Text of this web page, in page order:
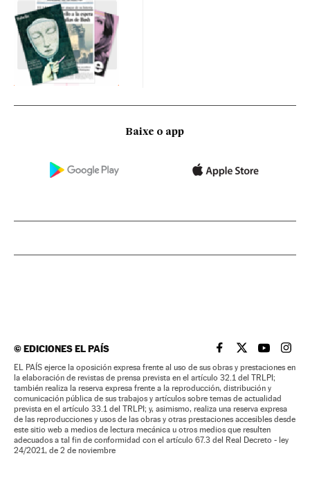
Baixe o app
©EDICIONES EL PAÍS EL PAÍS BRASIL EN
EL PAÍSEL PAÍS
EL
EL PAÍS ejerce la oposición expresa frente al uso de sus obras y prestaciones en
la elaboración de revistas de prensa prevista en el artículo 32.1 del TRLPI;
también realiza la reserva expresa frente a la reproducción, distribución y
comunicación pública de sus trabajos y artículos sobre temas de actualidad
prevista en el artículo 33.1 del TRLPI; y, asimismo, realiza una reserva expresa
de las reproducciones y usos de las obras y otras prestaciones accesibles desde
este sitio web a medios de lectura mecánica u otros medios que resulten
adecuados a tal fin de conformidad con el artículo 67.3 del Real Decreto - ley
24/2021, de 2 de noviembre